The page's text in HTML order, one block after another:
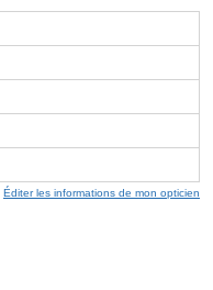
Éditer les informations de mon opticien